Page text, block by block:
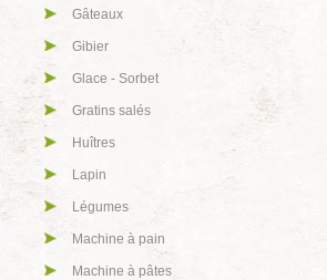
Gâteaux
Gibier
Glace - Sorbet
Gratins salés
Huîtres
Lapin
Légumes
Machine à pain
Machine à pâtes